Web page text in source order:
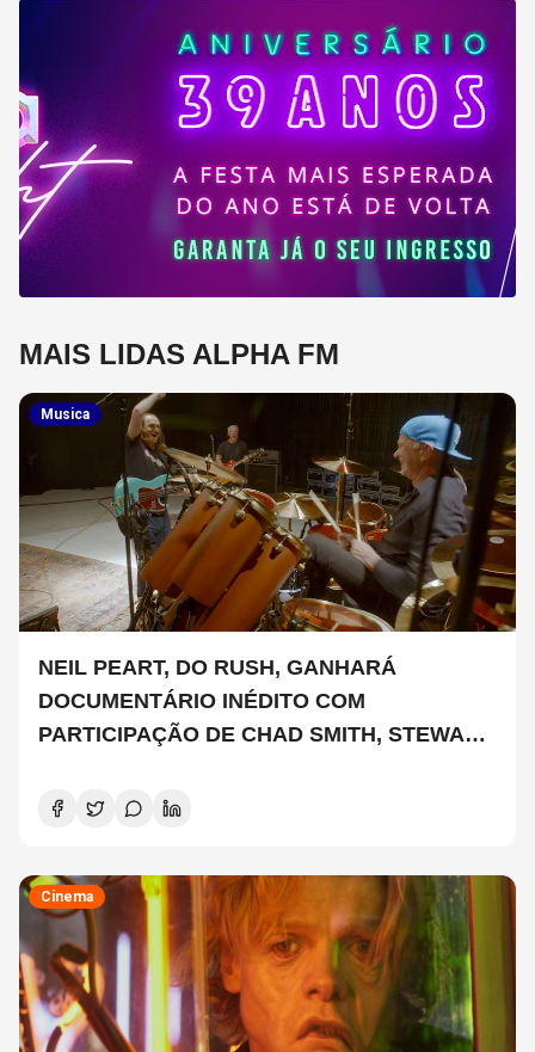
MAIS LIDAS ALPHA FM
Musica
NEIL PEART, DO RUSH, GANHARÁ
DOCUMENTÁRIO INÉDITO COM
PARTICIPAÇÃO DE CHAD SMITH, STEWART
Cinema